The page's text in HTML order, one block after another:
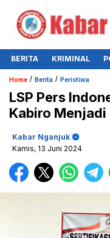
BERITA KRIMINAL
Home / Berita / Peristiwa
LSP Pers
Kabiro Menjadi
Kabar Nganjuk
Kamis, 13 Juni 2024